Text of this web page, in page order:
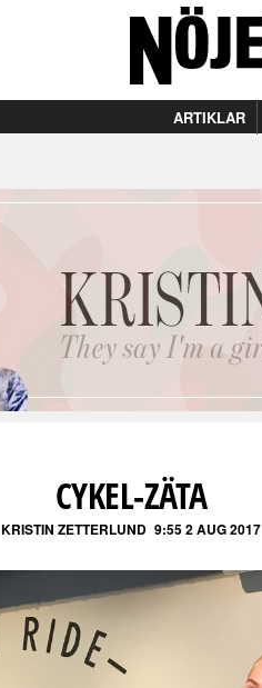
ARTIKLAR
CYKEL-ZÄTA
KRISTIN ZETTERLUND 9:55 2 AUG 2017